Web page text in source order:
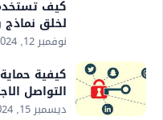
كيف
لخلق نماذج
نوفمبر 12, 2024
كيفية
التواصل
ديسمبر 15, 2024